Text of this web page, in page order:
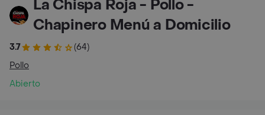
La Chispa Roja - Pollo -
Chapinero Menú a Domicilio
3.7
(64)
Pollo
Abierto